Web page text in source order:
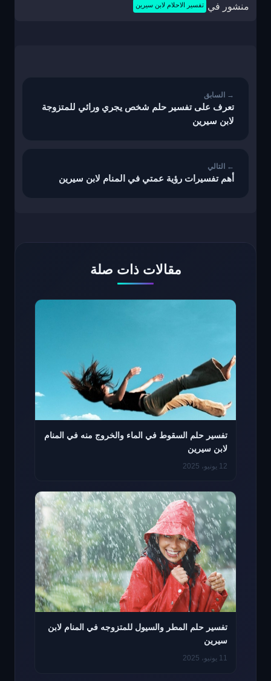
منشور في تفسير الاحلام لابن سيرين
تعرف على تفسير حلم شخص يجري ورائي للمتزوجة
لابن سيرين
أهم تفسيرات رؤية عمتي في المنام لابن سيرين
مقالات ذات صلة
تفسير حلم السقوط في الماء والخروج منه في المنام
لابن سيرين
12 يونيو، 2025
تفسير حلم المطر والسيول للمتزوجه في المنام لابن
سيرين
11 يونيو، 2025